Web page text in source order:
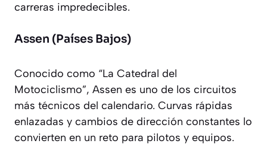
carreras impredecibles.
Assen (Países Bajos)
Conocido como “La Catedral del
Motociclismo”, Assen es uno de los circuitos
más técnicos del calendario. Curvas rápidas
enlazadas y cambios de dirección constantes lo
convierten en un reto para pilotos y equipos.